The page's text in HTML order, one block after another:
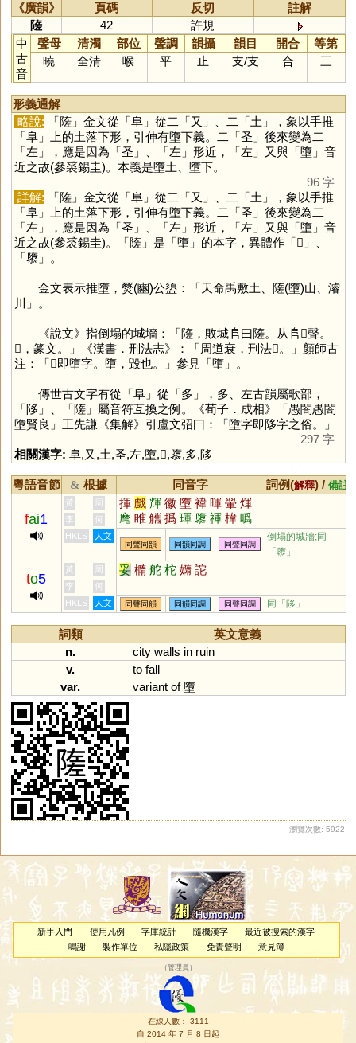
《廣韻》 頁碼 反切
註解
隓
42
許規
中
古
音
聲母 清濁 部位 聲調 韻攝 韻目 開合
等第
曉
全清 喉 平 止 支/支 合 三
形義通解
略說: 「隓」金文從「阜」從二「又 」、二「土」，象以手推
「阜」上的土落下形，引伸有墮下義。二「圣 」後來變為二
「左 」，應是因為「圣 」、「左 」形近，「左 」又與「墮」音
近之故(參裘錫圭)。本義是墮土、墮下。
96 字
詳解: 「隓」金文從「阜」從二「又 」、二「土」，象以手推
「阜」上的土落下形，引伸有墮下義。二「圣 」後來變為二
「左 」，應是因為「圣 」、「左 」形近，「左 」又與「墮」音
近之故(參裘錫圭)。「隓」是「墮」的本字，異體作「𡐦 」、
「隳」。
金文表示推墮，燹(豳)公盨：「天命禹敷土、隓(墮)山、濬
川」。
《說文》指倒塌的城墻：「隓，敗城𨸏曰隓。从𨸏𢀡聲。
𡐦，篆文。」《漢書．刑法志》：「周道衰，刑法𡐦。」顏師古
注：「𡐦即墮字。墮，毀也。」參見「墮」。
傳世古文字有從「阜」從「多 」，多、左古韻屬歌部，
「陊」、「隓」屬音符互換之例。《荀子．成相》「愚闇愚闇
墮賢良」王先謙《集解》引盧文弨曰：「墮字即陊字之俗。」
297 字
相關漢字: 阜,又,土,圣,左,墮,𡐦,隳,多,陊
粵語音節 & 根據 同音字 詞例(解釋) / 備註
fai1
黃 周 揮 戲 輝 徽 墮 褘 暉 翬 煇
麾 睢 觿 撝 琿 隳 禈 椲 噅
蘳 楎 鰴 墯
李
何
HKLS
人文
同聲同韻 同韻同調 同聲同調
倒塌的城牆;同
「隳 」
to5
黃 周 妥 橢 舵 柁 嫷 詑
李
何
HKLS
人文 同聲同韻 同韻同調 同聲同調 同「 陊 」
詞類
英文意義
n.
city walls in ruin
v.
to fall
var.
variant of墮
瀏覽次數: 5922
新手入門 使用凡例 字庫統計 隨機漢字
最近被搜索的漢字
鳴謝
製作單位 私隱政策 免責聲明 意見簿
（管理員 ）
在線人數： 3111
自 2014 年 7 月 8 日起